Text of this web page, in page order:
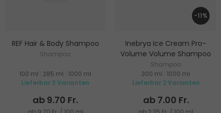
REF Hair & Body Shampoo
Shampoo
100 ml 285 ml
1000 ml
Lieferbar 3 Varianten
ab 9.70 Fr.
-11%
Inebrya Ice Cream Pro-
Volume Volume Shampoo
Shampoo
300 ml
1000 ml
Lieferbar 2 Varianten
ab 7.00 Fr.